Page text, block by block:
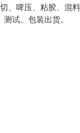
、啤压、粘胶、混
测试、包装出货。